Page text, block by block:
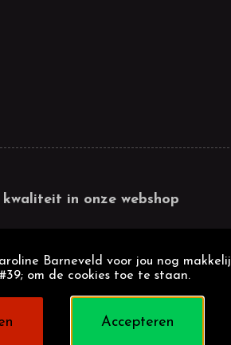
in onze webshop
Barneveld voor jou nog
om de cookies toe te staan.
Accepteren